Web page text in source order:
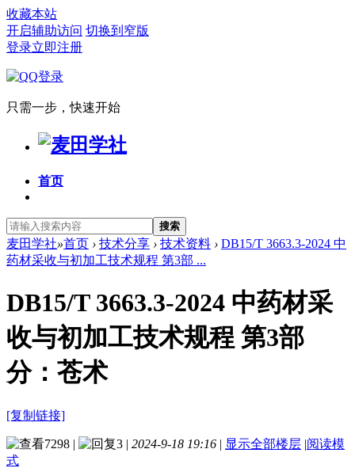
收藏本站
开启辅助访问 切换到窄版
登录立即注册
只需一步，快速开始
首页
搜索
麦田学社»首页 › 技术分享 › 技术资料 › DB15/T 3663.3-2024 中
药材采收与初加工技术规程 第3部 ...
DB15/T 3663.3-2024 中药材采
收与初加工技术规程 第3部
分：苍术
[复制链接]
7298 | 3 | 2024-9-18 19:16 | 显示全部楼层 |阅读模
式